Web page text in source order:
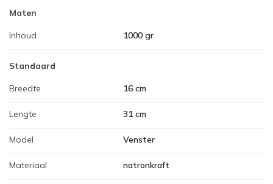
Maten
Inhoud 1000 gr
Standaard
Breedte 16 cm
Lengte 31 cm
Model Venster
Materiaal natronkraft